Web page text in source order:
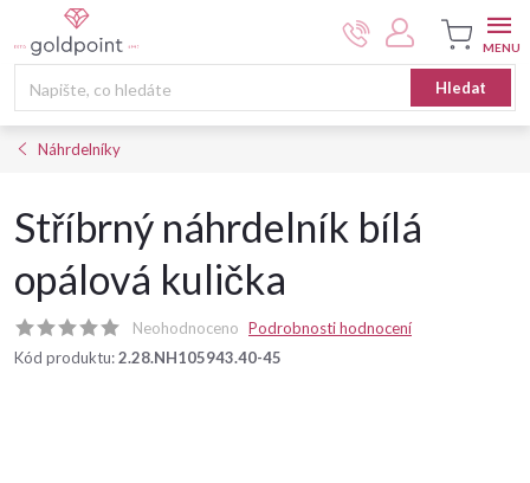
na
Hledat
Nákupní
košík
Náhrdelníky
Stříbrný náhrdelník bílá
opálová kulička
Neohodnoceno Podrobnosti hodnocení
Kód produktu:2.28.NH105943.40-45